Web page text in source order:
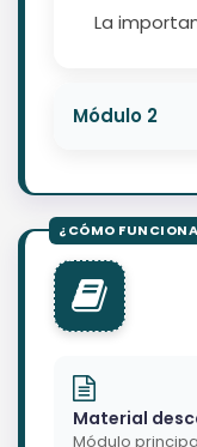
La
Módulo 2
Material
Módulo